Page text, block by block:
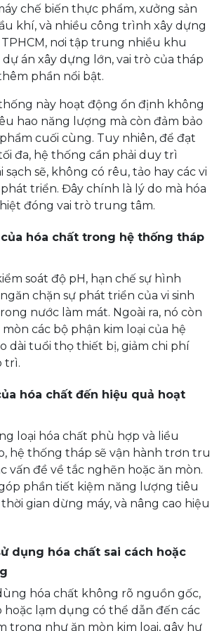
chế biến thực phẩm, xưởng sản
khí, và nhiều công trình xây dựng
nơi tập trung nhiều khu
án xây dựng lớn, vai trò của tháp
phần nổi bật.
này hoạt động ổn định không
hao năng lượng mà còn đảm bảo
cuối cùng. Tuy nhiên, để đạt
đa, hệ thống cần phải duy trì
sẽ, không có rêu, tảo hay các vi
triển. Đây chính là lý do mà hóa
đóng vai trò trung tâm.
của hóa chất trong hệ thống tháp
soát độ pH, hạn chế sự hình
chặn sự phát triển của vi sinh
nước làm mát. Ngoài ra, nó còn
các bộ phận kim loại của hệ
dài tuổi thọ thiết bị, giảm chi phí
trì.
hóa chất đến hiệu quả hoạt
loại hóa chất phù hợp và liều
hệ thống tháp sẽ vận hành trơn tru
vấn đề về tắc nghẽn hoặc ăn mòn.
phần tiết kiệm năng lượng tiêu
gian dừng máy, và nâng cao hiệu
dụng hóa chất sai cách hoặc
hóa chất không rõ nguồn gốc,
lạm dụng có thể dẫn đến các
trọng như ăn mòn kim loại, gây hư